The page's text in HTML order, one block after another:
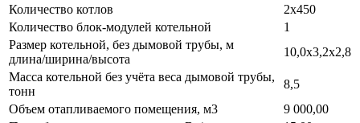
Количество котлов
2х450
Количество блок-модулей котельной
1
Размер котельной, без дымовой трубы, м
длина/ширина/высота
10,0х3,2х2,8
Масса котельной без учёта веса дымовой трубы,
тонн
8,5
Объем отапливаемого помещения, м3
9 000,00